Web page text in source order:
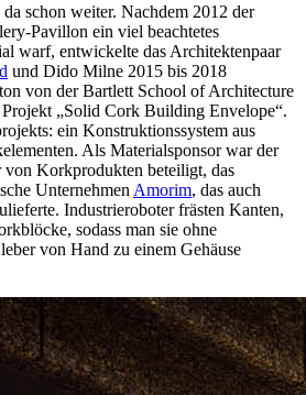
schon weiter. Nachdem 2012 der
Pavillon ein viel beachtetes
warf, entwickelte das Architektenpaar
und Dido Milne 2015 bis 2018
von der Bartlett School of Architecture
„Solid Cork Building Envelope“.
ein Konstruktionssystem aus
Als Material­sponsor war der
Korkprodukten beteiligt, das
Unternehmen Amorim, das auch
Industrieroboter frästen Kanten,
sodass man sie ohne
von Hand zu einem Gehäuse